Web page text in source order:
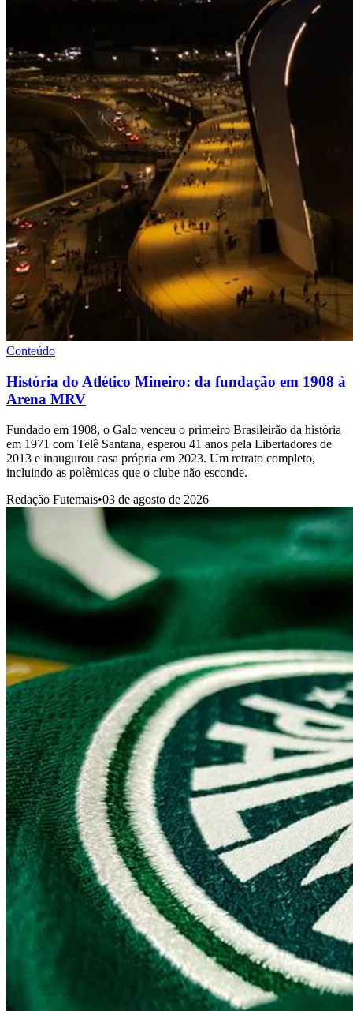
Conteúdo
História do Atlético Mineiro: da fundação em 1908 à
Arena MRV
Fundado em 1908, o Galo venceu o primeiro Brasileirão da história
em 1971 com Telê Santana, esperou 41 anos pela Libertadores de
2013 e inaugurou casa própria em 2023. Um retrato completo,
incluindo as polêmicas que o clube não esconde.
Redação Futemais•03 de agosto de 2026